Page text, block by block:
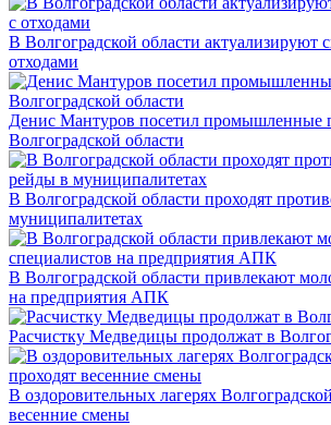
В Волгоградской области актуализируют
отходами
Денис Мантуров посетил промышленные
Волгоградской области
В Волгоградской области проходят
муниципалитетах
В Волгоградской области привлекают
на предприятия АПК
Расчистку Медведицы продолжат в
В оздоровительных лагерях
весенние смены